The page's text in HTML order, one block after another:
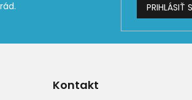
PRIHLÁSIŤ
Kontakt